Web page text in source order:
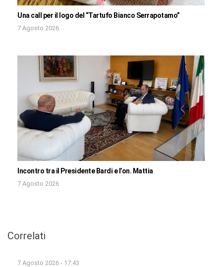
Una call per il logo del “Tartufo Bianco Serrapotamo”
7 Agosto 2026
Incontro tra il Presidente Bardi e l’on. Mattia
7 Agosto 2026
Correlati
7 Agosto 2026 - 17:43